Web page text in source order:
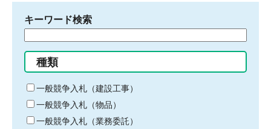
キーワード検索
る
キ
ー
ワ
ー
種類
一般競争入札（建設工事）
一般競争入札（物品）
一般競争入札（業務委託）